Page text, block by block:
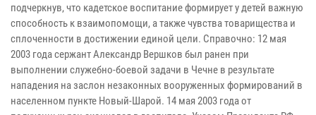
подчеркнув, что кадетское воспитание формирует у детей важную
способность к взаимопомощи, а также чувства товарищества и
сплоченности в достижении единой цели. Справочно: 12 мая
2003 года сержант Александр Вершков был ранен при
выполнении служебно-боевой задачи в Чечне в результате
нападения на заслон незаконных вооруженных формирований в
населенном пункте Новый-Шарой. 14 мая 2003 года от